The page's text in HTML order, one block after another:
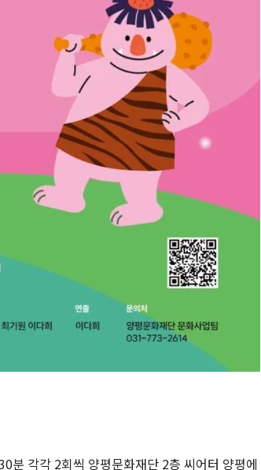
분 각각 2회씩 양평문화재단 2층 씨어터 양평에